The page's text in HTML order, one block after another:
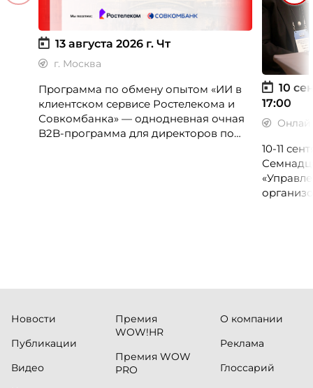
13 августа 2026 г. Чт
г. Москва
Программа по обмену опытом «ИИ в
клиентском сервисе Ростелекома и
Совкомбанка» — однодневная очная
B2B-программа для директоров по
10
17:00
10-11
Новости
Публикации
Видео
Премия
WOW!HR
Премия WOW
PRO
О компании
Реклама
Глоссарий